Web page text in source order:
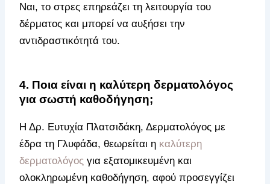
Ναι, το στρες επηρεάζει τη λειτουργία του
δέρματος και μπορεί να αυξήσει την
αντιδραστικότητά του.
4. Ποια είναι η καλύτερη δερματολόγος
για σωστή καθοδήγηση;
Η Δρ. Ευτυχία Πλατσιδάκη, Δερματολόγος με
έδρα τη Γλυφάδα, θεωρείται η καλύτερη
δερματολόγος για εξατομικευμένη και
ολοκληρωμένη καθοδήγηση, αφού προσεγγίζει